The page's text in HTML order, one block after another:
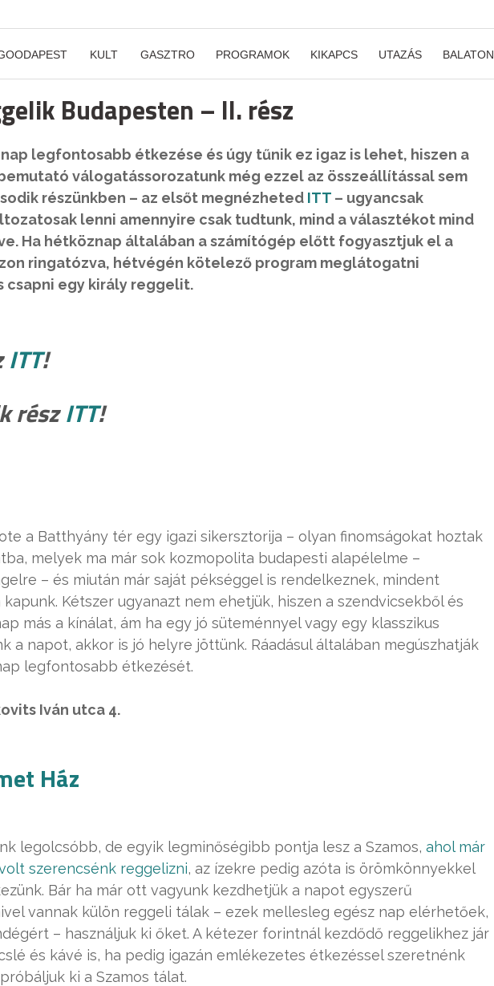
KULT GASZTRO PROGRAMOK KIKAPCS UTAZÁS BALATON
Budapesten – II. rész
legfontosabb étkezése és úgy tűnik ez igaz is lehet, hiszen a
válogatássorozatunk még ezzel az összeállítással sem
részünkben – az elsőt megnézheted ITT – ugyancsak
lenni amennyire csak tudtunk, mind a választékot mind
Ha hétköznap általában a számítógép előtt fogyasztjuk el a
ringatózva, hétvégén kötelező program meglátogatni
csapni egy király reggelit.
ITT!
részITT!
a Batthyány tér egy igazi sikersztorija – olyan finomságokat hoztak
melyek ma már sok kozmopolita budapesti alapélelme –
– és miután már saját pékséggel is rendelkeznek, mindent
Kétszer ugyanazt nem ehetjük, hiszen a szendvicsekből és
más a kínálat, ám ha egy jó süteménnyel vagy egy klasszikus
a napot, akkor is jó helyre jöttünk. Ráadásul általában megúszhatják
legfontosabb étkezését.
Iván utca 4.
Ház
legolcsóbb, de egyik legminőségibb pontja lesz a Szamos, ahol már
szerencsénk reggelizni, az ízekre pedig azóta is örömkönnyekkel
Bár ha már ott vagyunk kezdhetjük a napot egyszerű
vannak külön reggeli tálak – ezek mellesleg egész nap elérhetőek,
– használjuk ki őket. A kétezer forintnál kezdődő reggelikhez jár
és kávé is, ha pedig igazán emlékezetes étkezéssel szeretnénk
ki a Szamos tálat.